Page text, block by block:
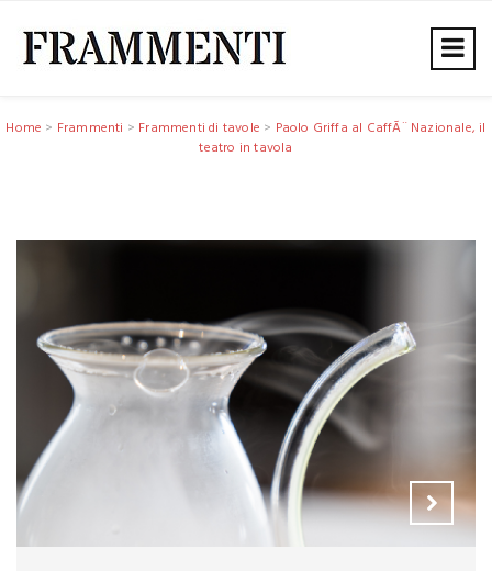
Home > Frammenti > Frammenti di tavole > Paolo Griffa al CaffÃ¨ Nazionale, il
teatro in tavola